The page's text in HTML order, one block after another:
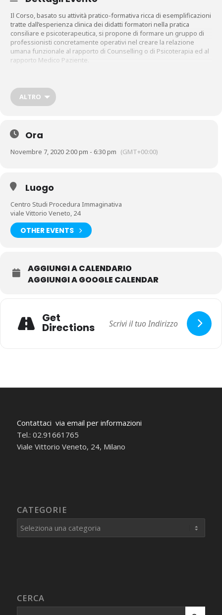
Il Corso, basato su attività pratico-formativa ricca di esemplificazioni
tratte dall’esperienza clinica dei didatti formatori nella pratica
consiliare e psicoterapeutica, si propone di formare un gruppo di
professionisti concretamente operativi nel creare la relazione
umana funzionale al rapporto di Counselling o di Psicoterapia ed al
rapporto Medico Paziente.
professionali, sono ammessi Studenti in Psicologia e Scienze della
formazione , tirocinanti.
ALTRO
Ora
Novembre 7, 2020 2:00 pm - 6:30 pm (GMT+00:00)
Luogo
Centro Studi Procedura Immaginativa
viale Vittorio Veneto, 24
OTHER EVENTS
AGGIUNGI A CALENDARIO
AGGIUNGI A GOOGLE CALENDAR
Get
Directions
Contattaci via email per informazioni
Tel.: 02.91661765
Viale Vittorio Veneto, 24, Milano
CATEGORIE
Categorie
CERCA